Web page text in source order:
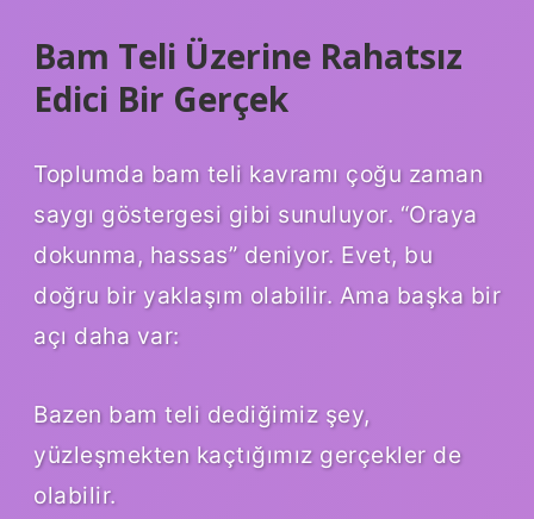
Bam Teli Üzerine Rahatsız
Edici Bir Gerçek
Toplumda bam teli kavramı çoğu zaman
saygı göstergesi gibi sunuluyor. “Oraya
dokunma, hassas” deniyor. Evet, bu
doğru bir yaklaşım olabilir. Ama başka bir
açı daha var:
Bazen bam teli dediğimiz şey,
yüzleşmekten kaçtığımız gerçekler de
olabilir.